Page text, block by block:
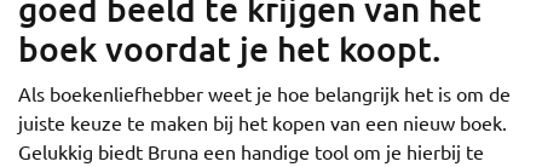
goed beeld te krijgen van het
boek voordat je het koopt.
Als boekenliefhebber weet je hoe belangrijk het is om de
juiste keuze te maken bij het kopen van een nieuw boek.
Gelukkig biedt Bruna een handige tool om je hierbij te